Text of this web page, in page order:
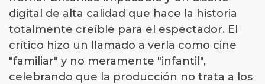
digital de alta calidad que hace la historia
totalmente creíble para el espectador. El
crítico hizo un llamado a verla como cine
"familiar" y no meramente "infantil",
celebrando que la producción no trata a los